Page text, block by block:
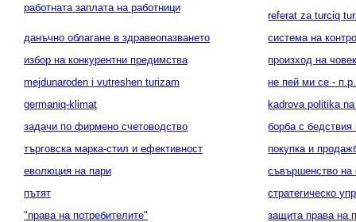
работната заплата на работници
referat za turciq
данъчно облагане в здравеопазването
система на
избор на конкурентни предимства
произход на
mejdunaroden i vutreshen turizam
не пей ми се -
germaniq-klimat
kadrova politika
задачи по фирмено счетоводство
борба с бедствия
търговска марка-стил и ефективност
покупка и
еволюция на пари
съвършенство на
пътят
стратегическо
"права на потребителите"
защита права на